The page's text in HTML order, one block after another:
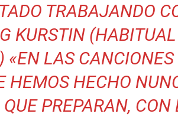
TRABAJANDO
KURSTIN
«EN LAS
HEMOS HECHO
PREPARAN, CON